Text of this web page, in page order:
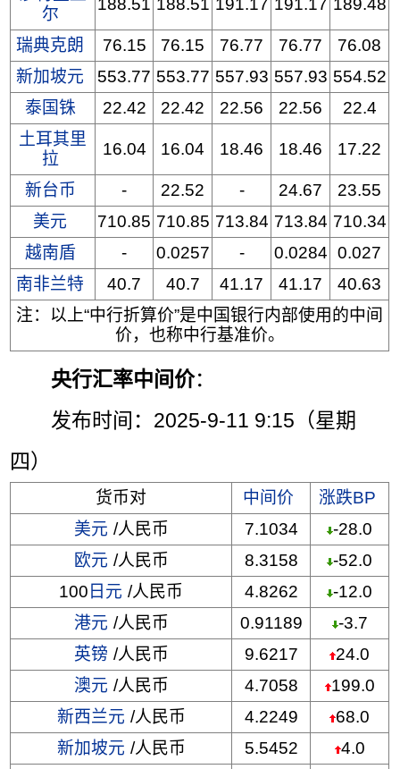
尔
188.51 188.51 191.17 191.17 189.48
瑞典克朗 76.15 76.15 76.77 76.77
76.08
新加坡元
553.77 553.77 557.93 557.93 554.52
泰国铢
22.42 22.42 22.56 22.56
22.4
土耳其里
拉
16.04 16.04 18.46 18.46 17.22
新台币 - 22.52 - 24.67
23.55
美元
710.85 710.85 713.84 713.84 710.34
越南盾
- 0.0257 - 0.0284 0.027
南非兰特
40.7 40.7 41.17 41.17
40.63
注：以上“中行折算价”是中国银行内部使用的中间
价，也称中行基准价。
央行汇率中间价：
发布时间：2025-9-11 9:15（星期
四）
货币对 中间价
涨跌BP
美元 /人民币 7.1034
-28.0
欧元 /人民币 8.3158
-52.0
100 日元 /人民币 4.8262
-12.0
港元 /人民币 0.91189
-3.7
英镑 /人民币 9.6217
24.0
澳元 /人民币 4.7058
199.0
新西兰元 /人民币 4.2249
68.0
新加坡元 /人民币 5.5452
4.0